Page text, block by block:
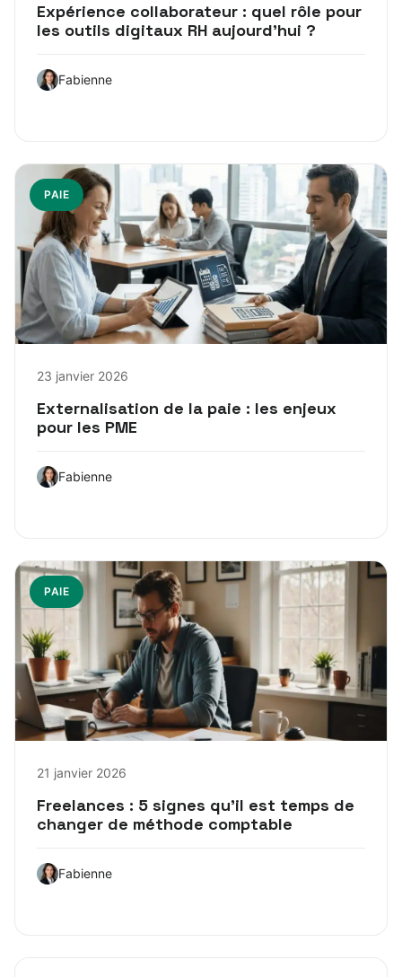
Expérience collaborateur : quel rôle pour
les outils digitaux RH aujourd’hui ?
Fabienne
PAIE
23 janvier 2026
Externalisation de la paie : les enjeux
pour les PME
Fabienne
PAIE
21 janvier 2026
Freelances : 5 signes qu’il est temps de
changer de méthode comptable
Fabienne